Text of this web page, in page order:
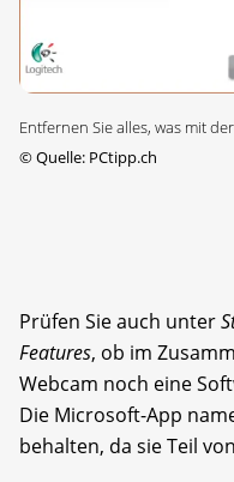
Entfernen Sie alles, was mit
©Quelle: PCtipp.ch
Prüfen Sie auch unter
Features, ob im
Webcam noch eine
Die Microsoft-App
behalten, da sie Teil